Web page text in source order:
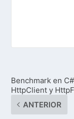
Benchmark en
HttpClient y
ANTERIOR